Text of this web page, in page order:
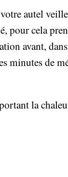
autel
pour cela
avant,
minutes de
la